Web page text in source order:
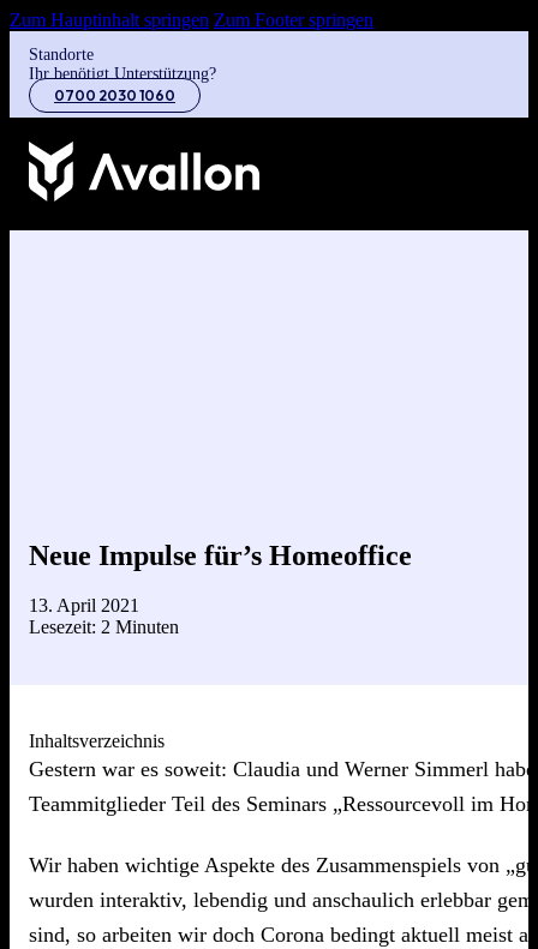
Zum Hauptinhalt springen Zum Footer springen
Standorte
Ihr benötigt Unterstützung?
0700 2030 1060
Neue Impulse für’s Homeoffice
13. April 2021
Lesezeit: 2 Minuten
Inhaltsverzeichnis
Gestern war es soweit: Claudia und Werner Simmerl
Teammitglieder Teil des Seminars „Ressourcevoll im
Wir haben wichtige Aspekte des Zusammenspiels von
wurden interaktiv, lebendig und anschaulich erlebbar
sind, so arbeiten wir doch Corona bedingt aktuell meist